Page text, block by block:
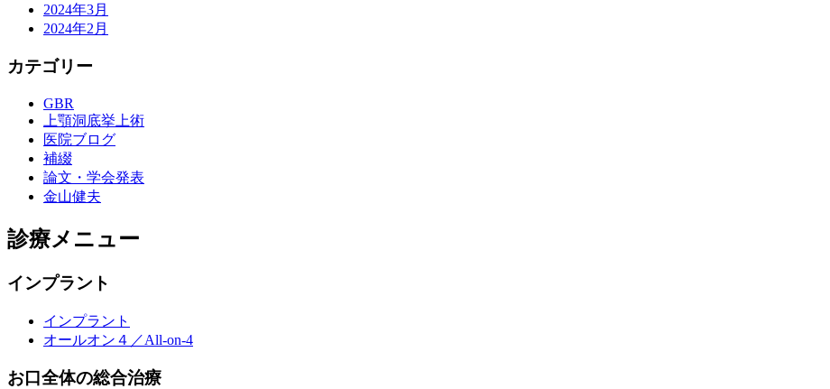
2024年3月
2024年2月
カテゴリー
GBR
上顎洞底挙上術
医院ブログ
補綴
論文・学会発表
金山健夫
診療メニュー
インプラント
インプラント
オールオン４／All-on-4
お口全体の総合治療